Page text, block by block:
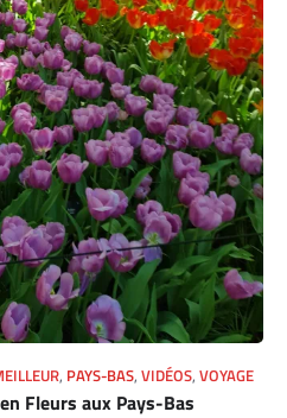
, PAYS-BAS, VIDÉOS, VOYAGE
Fleurs aux Pays-Bas